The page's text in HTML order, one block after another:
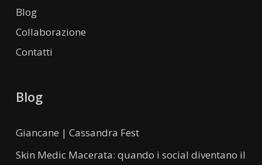
Blog
Collaborazione
Contatti
Blog
Giancane | Cassandra Fest
Skin Medic Macerata: quando i social diventano il